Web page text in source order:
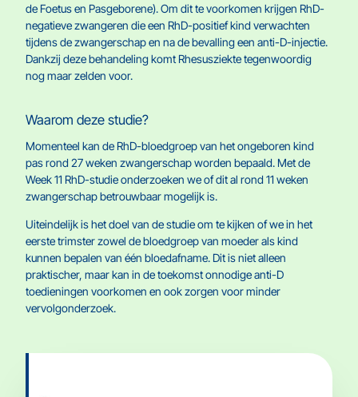
de Foetus en Pasgeborene). Om dit te voorkomen krijgen RhD-
negatieve zwangeren die een RhD-positief kind verwachten
tijdens de zwangerschap en na de bevalling een anti-D-injectie.
Dankzij deze behandeling komt Rhesusziekte tegenwoordig
nog maar zelden voor.
Waarom deze studie?
Momenteel kan de RhD-bloedgroep van het ongeboren kind
pas rond 27 weken zwangerschap worden bepaald. Met de
Week 11 RhD-studie onderzoeken we of dit al rond 11 weken
zwangerschap betrouwbaar mogelijk is.
Uiteindelijk is het doel van de studie om te kijken of we in het
eerste trimster zowel de bloedgroep van moeder als kind
kunnen bepalen van één bloedafname. Dit is niet alleen
praktischer, maar kan in de toekomst onnodige anti-D
toedieningen voorkomen en ook zorgen voor minder
vervolgonderzoek.